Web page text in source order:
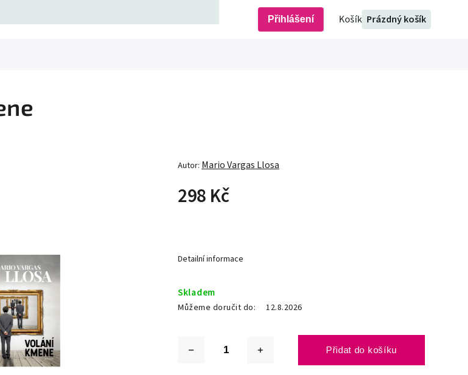
Prázdný košík
Přihlášení
Autor: Mario Vargas Llosa
298 Kč
Skladem
Můžeme doručit do: 12.8.2026
Přidat do košíku
Detailní informace